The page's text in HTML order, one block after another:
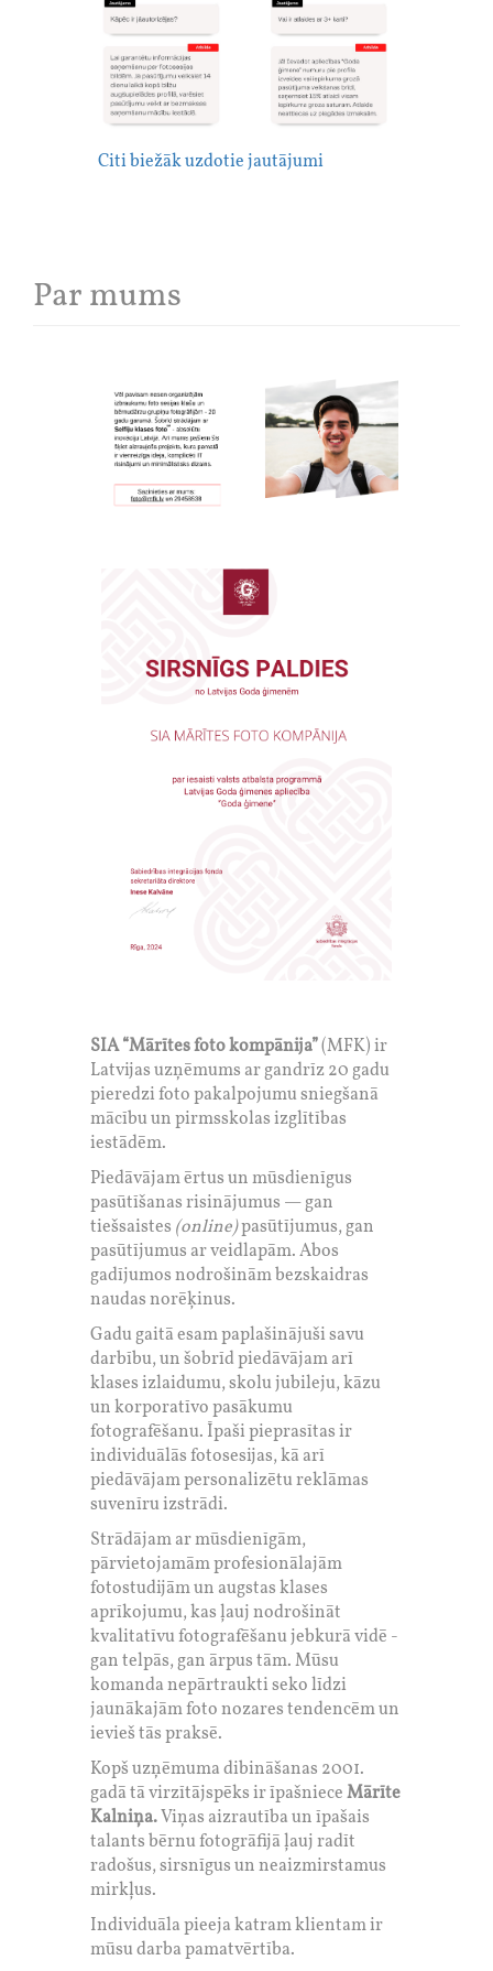
Citi biežāk uzdotie jautājumi
Par mums
SIA “Mārītes foto kompānija”(MFK) ir
Latvijas uzņēmums ar gandrīz 20 gadu
pieredzi foto pakalpojumu sniegšanā
mācību un pirmsskolas izglītības
iestādēm.
Piedāvājam ērtus un mūsdienīgus
pasūtīšanas risinājumus — gan
tiešsaistes (online)pasūtījumus, gan
pasūtījumus ar veidlapām. Abos
gadījumos nodrošinām bezskaidras
naudas norēķinus.
Gadu gaitā esam paplašinājuši savu
darbību, un šobrīd piedāvājam arī
klases izlaidumu, skolu jubileju, kāzu
un korporatīvo pasākumu
fotografēšanu. Īpaši pieprasītas ir
individuālās fotosesijas, kā arī
piedāvājam personalizētu reklāmas
suvenīru izstrādi.
Strādājam ar mūsdienīgām,
pārvietojamām profesionālajām
fotostudijām un augstas klases
aprīkojumu, kas ļauj nodrošināt
kvalitatīvu fotografēšanu jebkurā vidē -
gan telpās, gan ārpus tām. Mūsu
komanda nepārtraukti seko līdzi
jaunākajām foto nozares tendencēm un
ievieš tās praksē.
Kopš uzņēmuma dibināšanas 2001.
gadā tā virzītājspēks ir īpašnieceMārīte
Kalniņa.Viņas aizrautība un īpašais
talants bērnu fotogrāfijā ļauj radīt
radošus, sirsnīgus un neaizmirstamus
mirkļus.
Individuāla pieeja katram klientam ir
mūsu darba pamatvērtība.